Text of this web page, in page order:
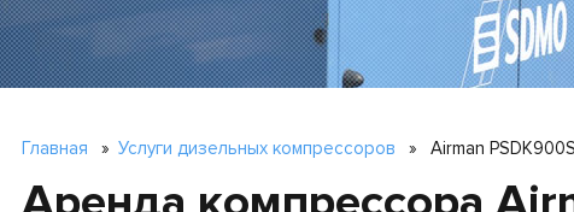
Главная » Услуги дизельных компрессоров » Airman PSDK900S